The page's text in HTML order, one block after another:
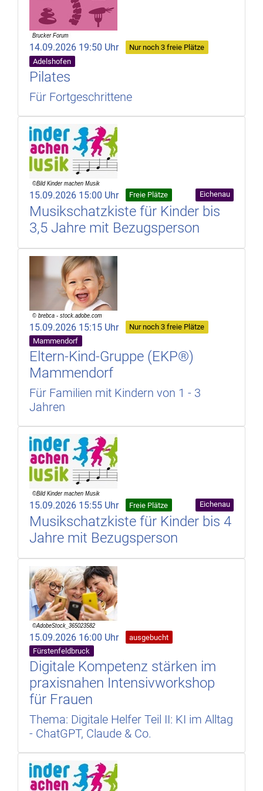
14.09.2026 19:50 Uhr
Nur noch 3 freie Plätze
Adelshofen
Pilates
Für Fortgeschrittene
15.09.2026 15:00 Uhr Freie Plätze Eichenau
Musikschatzkiste für Kinder bis
3,5 Jahre mit Bezugsperson
15.09.2026 15:15 Uhr
Nur noch 3 freie Plätze
Mammendorf
Eltern-Kind-Gruppe (EKP®)
Mammendorf
Für Familien mit Kindern von 1 - 3
Jahren
15.09.2026 15:55 Uhr Freie Plätze Eichenau
Musikschatzkiste für Kinder bis 4
Jahre mit Bezugsperson
15.09.2026 16:00 Uhr
ausgebucht
Fürstenfeldbruck
Digitale Kompetenz stärken im
praxisnahen Intensivworkshop
für Frauen
Thema: Digitale Helfer Teil II: KI im Alltag
- ChatGPT, Claude & Co.